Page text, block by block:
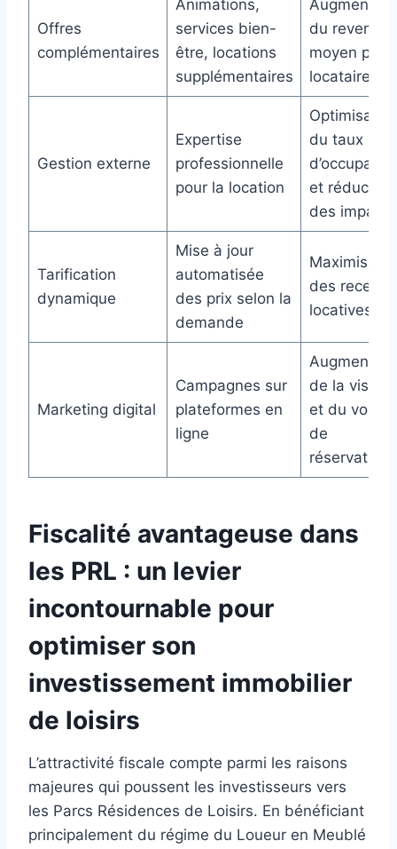
Offres
complémentaires
Animations,
services bien-
être, locations
supplémentaires
du revenu
moyen par
locataire
Gestion externe
Expertise
professionnelle
pour la location
du taux
et réduction
des
Tarification
dynamique
Mise à jour
automatisée
des prix selon la
demande
des
locatives
Marketing digital
Campagnes sur
plateformes en
ligne
de la
et du
de
réservation
Fiscalité avantageuse dans
les PRL : un levier
incontournable pour
optimiser son
investissement immobilier
de loisirs
L’attractivité fiscale compte parmi les raisons
majeures qui poussent les investisseurs vers
les Parcs Résidences de Loisirs. En bénéficiant
principalement du régime du Loueur en Meublé